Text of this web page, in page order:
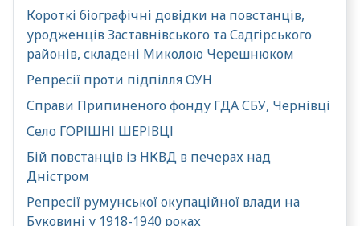
Короткі біографічні довідки на повстанців,
уродженців Заставнівського та Садгірського
районів, складені Миколою Черешнюком
Репресії проти підпілля ОУН
Справи Припиненого фонду ГДА СБУ, Чернівці
Село ГОРІШНІ ШЕРІВЦІ
Бій повстанців із НКВД в печерах над
Дністром
Репресії румунської окупаційної влади на
Буковині у 1918-1940 роках